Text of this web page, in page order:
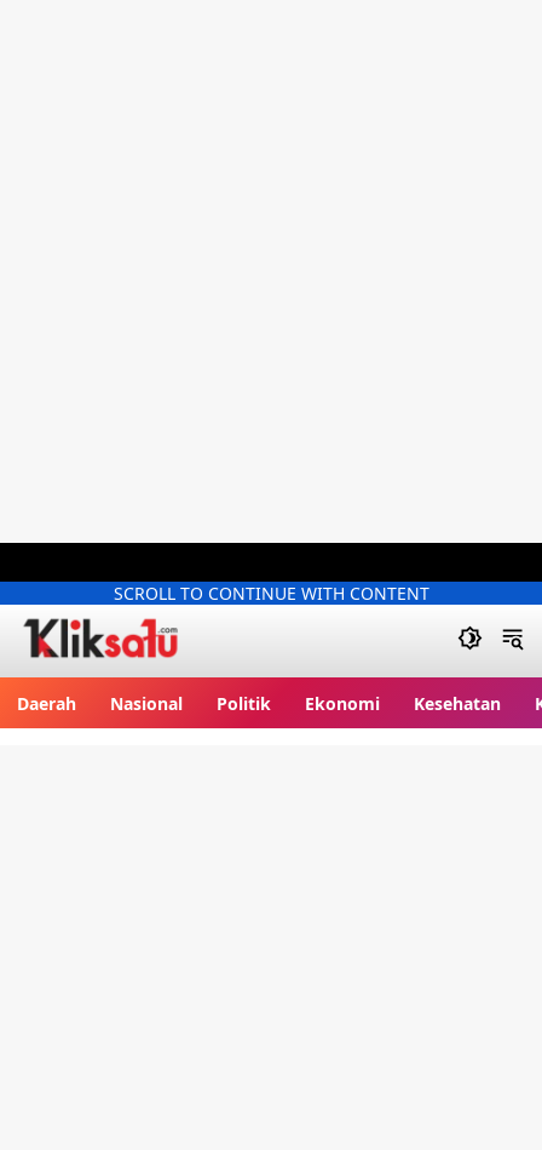
SCROLL TO CONTINUE WITH CONTENT
Daerah Nasional Politik Ekonomi Kesehatan